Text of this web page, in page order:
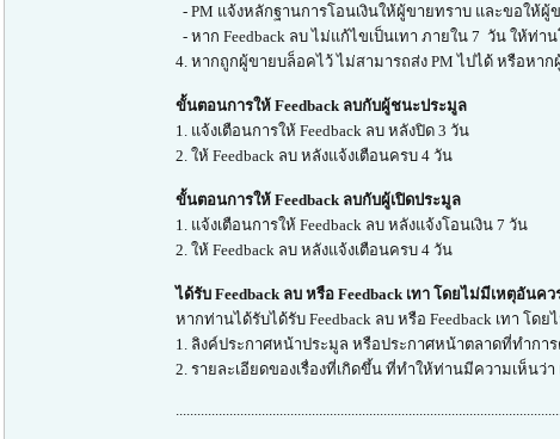
- PM แจ้งหลักฐานการโอนเงินให้ผู้ขายทราบ และขอให้ผู้
- หาก Feedback ลบ ไม่แก้ไขเป็นเทา ภายใน 7 วัน ให้ท่
4. หากถูกผู้ขายบล็อคไว้ ไม่สามารถส่ง PM ไปได้ หรือหา
ขั้นตอนการให้ Feedback ลบกับผู้ชนะประมูล
1. แจ้งเตือนการให้ Feedback ลบ หลังปิด 3 วัน
2. ให้ Feedback ลบ หลังแจ้งเตือนครบ 4 วัน
ขั้นตอนการให้ Feedback ลบกับผู้เปิดประมูล
1. แจ้งเตือนการให้ Feedback ลบ หลังแจ้งโอนเงิน 7 วัน
2. ให้ Feedback ลบ หลังแจ้งเตือนครบ 4 วัน
ได้รับ Feedback ลบ หรือ Feedback เทา โดยไม่มีเหตุอันคว
หากท่านได้รับได้รับ Feedback ลบ หรือ Feedback เทา โ
1. ลิงค์ประกาศหน้าประมูล หรือประกาศหน้าตลาดที่ทำกา
2. รายละเอียดของเรื่องที่เกิดขึ้น ที่ทำให้ท่านมีความเห็นว่า